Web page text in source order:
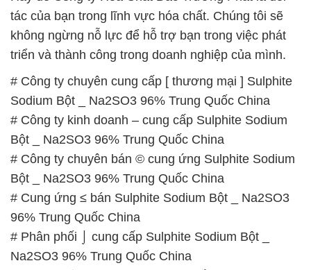
tác của bạn trong lĩnh vực hóa chất. Chúng tôi sẽ
không ngừng nỗ lực để hỗ trợ bạn trong việc phát
triển và thành công trong doanh nghiệp của mình.
# Công ty chuyên cung cấp [ thương mại ] Sulphite
Sodium Bột _ Na2SO3 96% Trung Quốc China
# Công ty kinh doanh – cung cấp Sulphite Sodium
Bột _ Na2SO3 96% Trung Quốc China
# Công ty chuyên bán © cung ứng Sulphite Sodium
Bột _ Na2SO3 96% Trung Quốc China
# Cung ứng ≤ bán Sulphite Sodium Bột _ Na2SO3
96% Trung Quốc China
# Phân phối ⌡ cung cấp Sulphite Sodium Bột _
Na2SO3 96% Trung Quốc China